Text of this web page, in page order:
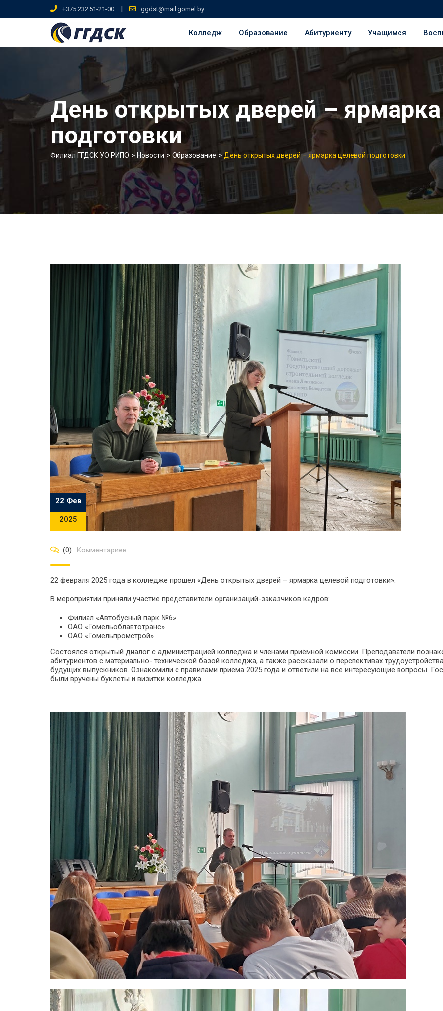
+375 232 51-21-00 | ggdst@mail.gomel.by
Колледж Образование Абитуриенту Учащимся
День открытых дверей –
подготовки
Филиал ГГДСК УО РИПО > Новости > Образование >День открытых дверей – ярмарка целевой подготовки
22 Фев
2025
(0) Комментариев
22 февраля 2025 года в колледже прошел «День открытых дверей – ярмарка целевой подготовки».
В мероприятии приняли участие представители организаций-заказчиков кадров:
Филиал «Автобусный парк №6»
ОАО «Гомельоблавтотранс»
ОАО «Гомельпромстрой»
Состоялся открытый диалог с администрацией колледжа и членами приёмной комиссии. Преподаватели
абитуриентов с материально- технической базой колледжа, а также рассказали о перспективах трудоустройства
будущих выпускников. Ознакомили с правилами приема 2025 года и ответили на все интересующие вопросы.
были вручены буклеты и визитки колледжа.